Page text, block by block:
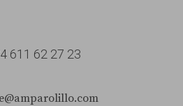
Ella está aquí para guiarte
611 62 27 23